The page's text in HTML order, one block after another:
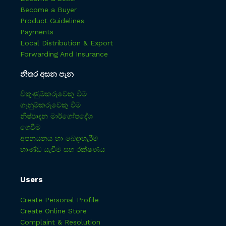
Become a Buyer
Product Guidelines
Payments
Local Distribution & Export
Forwarding And Insurance
නිතර අසන පැන
විකුණුම්කරුවෙකු වීම
ගැනුම්කරුවෙකු වීම
නිෂ්පාදන මාර්ගෝපදේශ
ගෙවීම
අපනයනය හා බෙදාහැරීම
භාණ්ඩ යැවීම සහ රක්ෂණය
Users
Create Personal Profile
Create Online Store
Complaint & Resolution